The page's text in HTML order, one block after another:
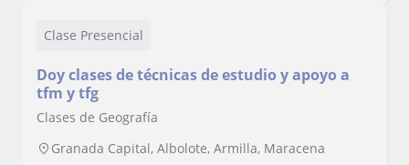
Clase Presencial
Doy clases de técnicas de estudio y apoyo a
tfm y tfg
Clases de Geografía
Granada Capital, Albolote, Armilla, Maracena